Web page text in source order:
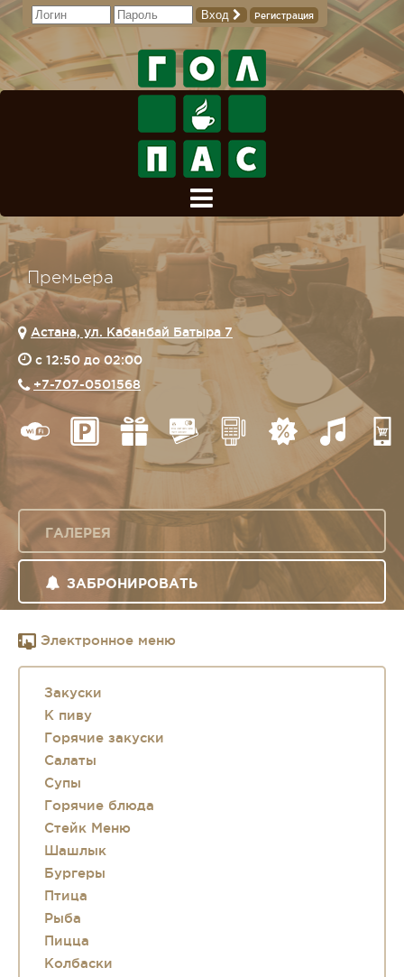
Вход Регистрация
Премьера
Астана, ул. Кабанбай Батыра 7
c 12:50 до 02:00
+7-707-0501568
ГАЛЕРЕЯ
ЗАБРОНИРОВАТЬ
Электронное меню
Закуски
К пиву
Горячие закуски
Салаты
Супы
Горячие блюда
Стейк Меню
Шашлык
Бургеры
Птица
Рыба
Пицца
Колбаски